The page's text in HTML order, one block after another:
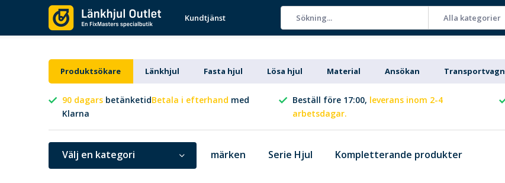
Kundtjänst Alla kategorier
Produktsökare Länkhjul Fasta hjul Lösa hjul Material Ansökan
90 dagars betänketidBetala i efterhand med
Klarna
Beställ före 17:00, leverans inom 2-4
arbetsdagar.
Välj en kategori märken Serie Hjul Kompletterande produkter